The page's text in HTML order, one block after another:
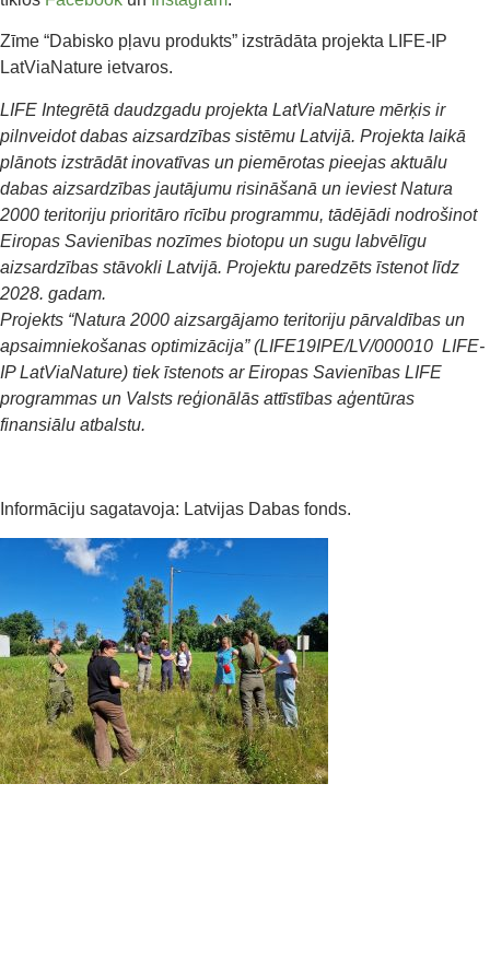
Zīme “Dabisko pļavu produkts” izstrādāta projekta LIFE-IP
LatViaNature ietvaros.
LIFE Integrētā daudzgadu projekta LatViaNature mērķis ir
pilnveidot dabas aizsardzības sistēmu Latvijā. Projekta laikā
plānots izstrādāt inovatīvas un piemērotas pieejas aktuālu
dabas aizsardzības jautājumu risināšanā un ieviest Natura
2000 teritoriju prioritāro rīcību programmu, tādējādi nodrošinot
Eiropas Savienības nozīmes biotopu un sugu labvēlīgu
aizsardzības stāvokli Latvijā. Projektu paredzēts īstenot līdz
2028. gadam.
Projekts “Natura 2000 aizsargājamo teritoriju pārvaldības un
apsaimniekošanas optimizācija” (LIFE19IPE/LV/000010 LIFE-
IP LatViaNature) tiek īstenots ar Eiropas Savienības LIFE
programmas un Valsts reģionālās attīstības aģentūras
finansiālu atbalstu.
Informāciju sagatavoja: Latvijas Dabas fonds.